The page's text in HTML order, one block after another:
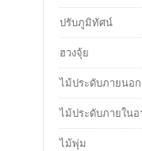
ปรับภูมิทัศน์
ฮวงจุ้ย
ไม้ประดับภายนอ
ไม้ประดับภายในอ
ไม้พุ่ม